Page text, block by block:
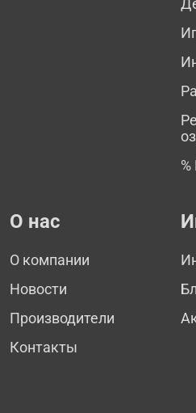
О нас
О компании
Новости
Производители
Контакты